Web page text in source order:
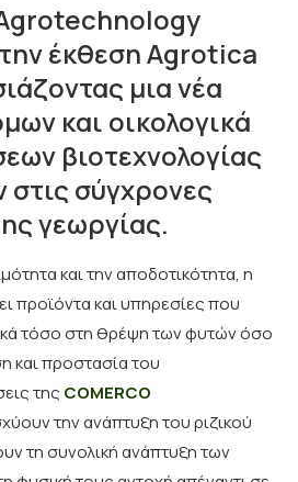
έκθεση Agrotica
μια νέα
και οικολογικά
βιοτεχνολογίας
σύγχρονες
γεωργίας.
και την αποδοτικότητα, η
προϊόντα και υπηρεσίες που
τόσο στη θρέψη των φυτών όσο
και προστασία του
της COMERCO
την ανάπτυξη του ριζικού
τη συνολική ανάπτυξη των